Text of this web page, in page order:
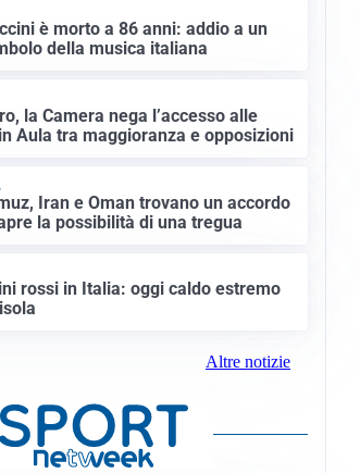
è morto a 86 anni: addio a un
della musica italiana
la Camera nega l’accesso alle
Aula tra maggioranza e opposizioni
Iran e Oman trovano un accordo
la possibilità di una tregua
rossi in Italia: oggi caldo estremo
Altre notizie